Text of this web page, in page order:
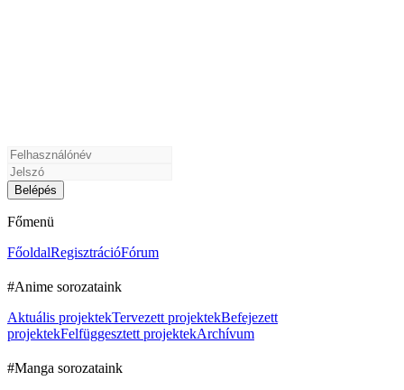
Főmenü
FőoldalRegisztrációFórum
#Anime sorozataink
Aktuális projektekTervezett projektekBefejezett
projektekFelfüggesztett projektekArchívum
#Manga sorozataink